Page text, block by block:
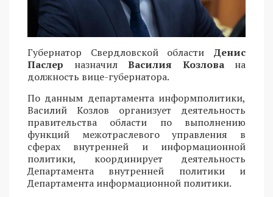
Губернатор Свердловской области Денис
Паслер назначил Василия Козлована
должность вице-губернатора.
По данным департамента информполитики,
Василий Козлов организует деятельность
правительства области по выполнению
функций межотраслевого управления в
сферах внутренней и информационной
политики, координирует деятельность
Департамента внутренней политики и
Департамента информационной политики.